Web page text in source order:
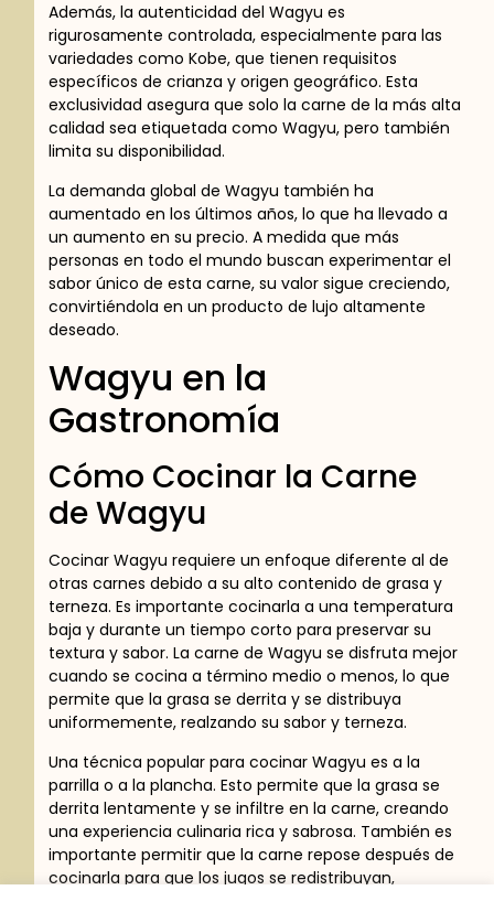
Además, la autenticidad del Wagyu es
rigurosamente controlada, especialmente para las
variedades como Kobe, que tienen requisitos
específicos de crianza y origen geográfico. Esta
exclusividad asegura que solo la carne de la más alta
calidad sea etiquetada como Wagyu, pero también
limita su disponibilidad.
La demanda global de Wagyu también ha
aumentado en los últimos años, lo que ha llevado a
un aumento en su precio. A medida que más
personas en todo el mundo buscan experimentar el
sabor único de esta carne, su valor sigue creciendo,
convirtiéndola en un producto de lujo altamente
deseado.
Wagyu en la
Gastronomía
Cómo Cocinar la Carne
de Wagyu
Cocinar Wagyu requiere un enfoque diferente al de
otras carnes debido a su alto contenido de grasa y
terneza. Es importante cocinarla a una temperatura
baja y durante un tiempo corto para preservar su
textura y sabor. La carne de Wagyu se disfruta mejor
cuando se cocina a término medio o menos, lo que
permite que la grasa se derrita y se distribuya
uniformemente, realzando su sabor y terneza.
Una técnica popular para cocinar Wagyu es a la
parrilla o a la plancha. Esto permite que la grasa se
derrita lentamente y se infiltre en la carne, creando
una experiencia culinaria rica y sabrosa. También es
importante permitir que la carne repose después de
cocinarla para que los jugos se redistribuyan,